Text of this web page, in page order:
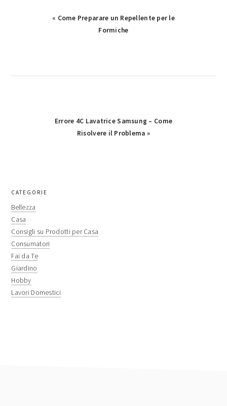
Previous
« Come Preparare un Repellente per le
Formiche
Next
Errore 4C Lavatrice Samsung​​​ – Come
Risolvere il Problema »
primary
sidebar
CATEGORIE
Bellezza
Casa
Consigli su Prodotti per Casa
Consumatori
Fai da Te
Giardino
Hobby
Lavori Domestici